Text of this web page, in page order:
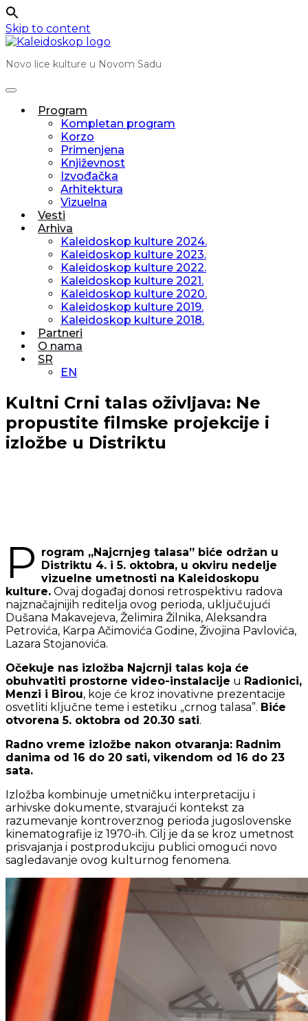
Skip to content
Novo lice kulture u Novom Sadu
Program
Kompletan program
Korzo
Primenjena
Književnost
Izvođačka
Arhitektura
Vizuelna
Vesti
Arhiva
Kaleidoskop kulture 2024.
Kaleidoskop kulture 2023.
Kaleidoskop kulture 2022.
Kaleidoskop kulture 2021.
Kaleidoskop kulture 2020.
Kaleidoskop kulture 2019.
Kaleidoskop kulture 2018.
Partneri
O nama
SR
EN
Kultni Crni talas oživljava: Ne
propustite filmske projekcije i
izložbe u Distriktu
P rogram „Najcrnjeg talasa” biće održan u
Distriktu 4. i 5. oktobra, u okviru nedelje
vizuelne umetnosti na Kaleidoskopu
kulture. Ovaj događaj donosi retrospektivu radova
najznačajnijih reditelja ovog perioda, uključujući
Dušana Makavejeva, Želimira Žilnika, Aleksandra
Petrovića, Karpa Ačimovića Godine, Živojina Pavlovića,
Lazara Stojanovića.
Očekuje nas izložba Najcrnji talas koja će
obuhvatiti prostorne video-instalacije u Radionici,
Menzi i Birou, koje će kroz inovativne prezentacije
osvetliti ključne teme i estetiku „crnog talasa”. Biće
otvorena 5. oktobra od 20.30 sati.
Radno vreme izložbe nakon otvaranja: Radnim
danima od 16 do 20 sati, vikendom od 16 do 23
sata.
Izložba kombinuje umetničku interpretaciju i
arhivske dokumente, stvarajući kontekst za
razumevanje kontroverznog perioda jugoslovenske
kinematografije iz 1970-ih. Cilj je da se kroz umetnost
prisvajanja i postprodukciju publici omogući novo
sagledavanje ovog kulturnog fenomena.